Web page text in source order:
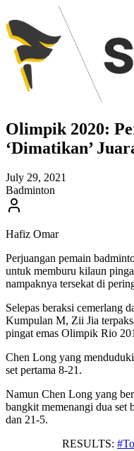
Olimpik 2020:
‘Dimatikan’
July 29, 2021
Badminton
Hafiz Omar
Perjuangan pemain
untuk memburu kilaun
nampaknya tersekat di
Selepas beraksi cemerlang
Kumpulan M, Zii Jia
pingat emas Olimpik Rio
Chen Long yang
set pertama 8-21.
Namun Chen Long yang
bangkit memenangi dua set
dan 21-5.
RESULTS: